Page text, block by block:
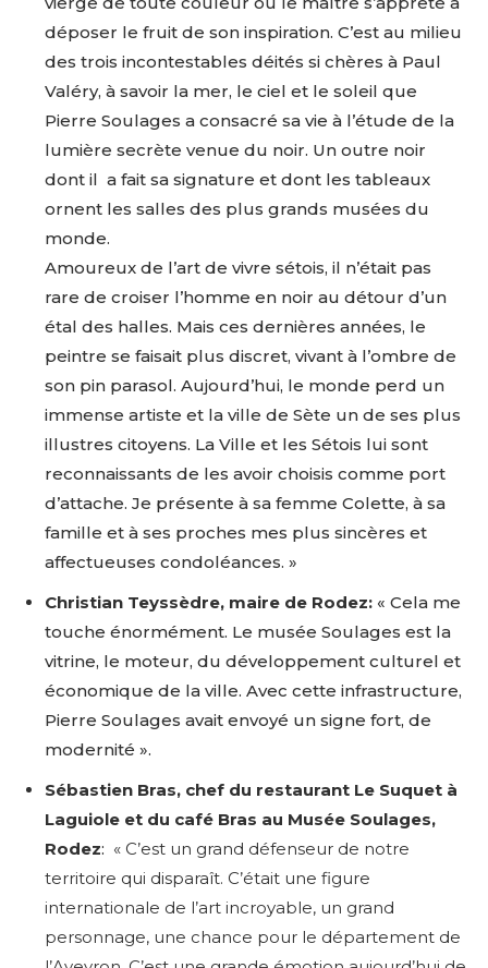
déposer le fruit de son inspiration. C’est au milieu
des trois incontestables déités si chères à Paul
Valéry, à savoir la mer, le ciel et le soleil que
Pierre Soulages a consacré sa vie à l’étude de la
lumière secrète venue du noir. Un outre noir
dont il a fait sa signature et dont les tableaux
ornent les salles des plus grands musées du
monde.
Amoureux de l’art de vivre sétois, il n’était pas
rare de croiser l’homme en noir au détour d’un
étal des halles. Mais ces dernières années, le
peintre se faisait plus discret, vivant à l’ombre de
son pin parasol. Aujourd’hui, le monde perd un
immense artiste et la ville de Sète un de ses plus
illustres citoyens. La Ville et les Sétois lui sont
reconnaissants de les avoir choisis comme port
d’attache. Je présente à sa femme Colette, à sa
famille et à ses proches mes plus sincères et
affectueuses condoléances. »
Christian Teyssèdre, maire de Rodez: « Cela me
touche énormément. Le musée Soulages est la
vitrine, le moteur, du développement culturel et
économique de la ville. Avec cette infrastructure,
Pierre Soulages avait envoyé un signe fort, de
modernité ».
Sébastien Bras, chef du restaurant Le Suquet à
Laguiole et du café Bras au Musée Soulages,
Rodez: « C’est un grand défenseur de notre
territoire qui disparaît. C’était une figure
internationale de l’art incroyable, un grand
personnage, une chance pour le département de